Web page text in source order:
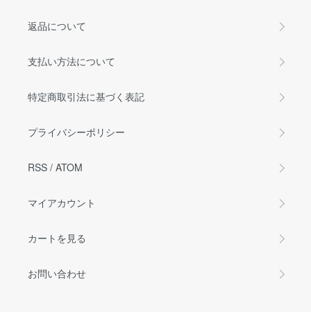
返品について
支払い方法について
特定商取引法に基づく表記
プライバシーポリシー
RSS / ATOM
マイアカウント
カートを見る
お問い合わせ